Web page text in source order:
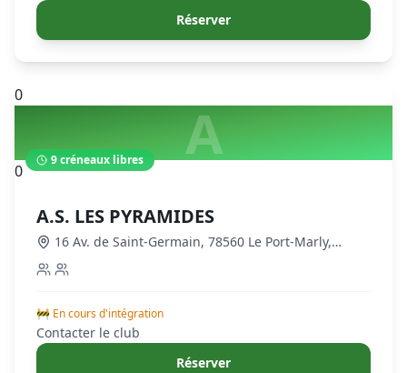
Réserver
0
A
0
9créneaux libres
A.S. LES PYRAMIDES
16 Av. de Saint-Germain, 78560 Le Port-Marly,
France
🚧 En cours d'intégration
Contacter le club
Réserver